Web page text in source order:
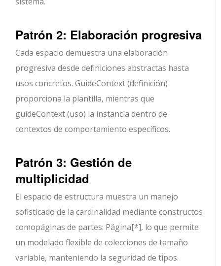
Patrón 2: Elaboración progresiva
Cada espacio demuestra una elaboración
progresiva desde definiciones abstractas hasta
usos concretos. GuideContext (definición)
proporciona la plantilla, mientras que
guideContext (uso) la instancía dentro de
contextos de comportamiento específicos.
Patrón 3: Gestión de
multiplicidad
El espacio de estructura muestra un manejo
sofisticado de la cardinalidad mediante constructos
comopáginas de partes: Página[*], lo que permite
un modelado flexible de colecciones de tamaño
variable, manteniendo la seguridad de tipos.